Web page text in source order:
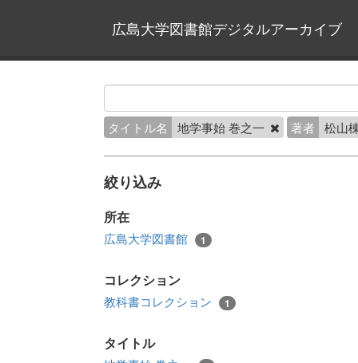
広島大学図書館デジタルアーカイブ
タイトル名 地学事始 巻之一 著者 松山
絞り込み
所在
広島大学図書館 1
コレクション
教科書コレクション 1
タイトル